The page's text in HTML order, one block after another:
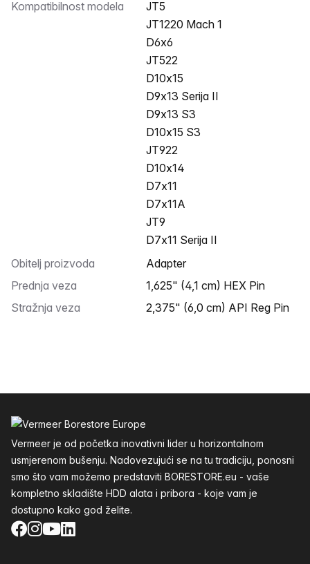
Kompatibilnost modela
JT5
JT1220 Mach 1
D6x6
JT522
D10x15
D9x13 Serija II
D9x13 S3
D10x15 S3
JT922
D10x14
D7x11
D7x11A
JT9
D7x11 Serija II
Obitelj proizvoda
Adapter
Prednja veza
1,625" (4,1 cm) HEX Pin
Stražnja veza
2,375" (6,0 cm) API Reg Pin
Vermeer je od početka inovativni lider u horizontalnom
usmjerenom bušenju. Nadovezujući se na tu tradiciju, ponosni
smo što vam možemo predstaviti BORESTORE.eu - vaše
kompletno skladište HDD alata i pribora - koje vam je
dostupno kako god želite.
Facebook
Instagram
YouTube
LinkedIn